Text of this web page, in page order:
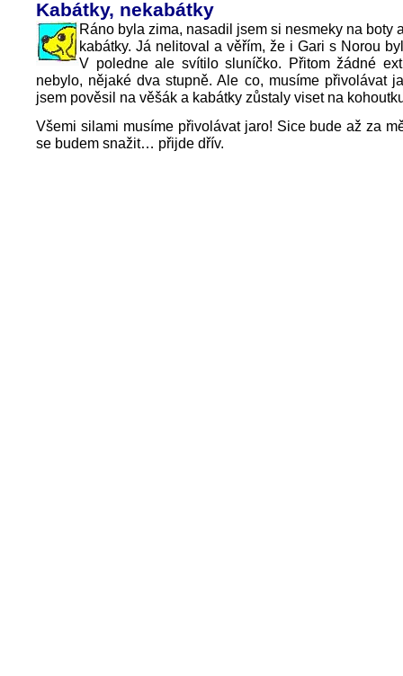
Kabátky, nekabátky
Ráno byla zima, nasadil jsem si nesmeky na boty
kabátky. Já nelitoval a věřím, že i Gari s Norou
V poledne ale svítilo sluníčko. Přitom žádné
nebylo, nějaké dva stupně. Ale co, musíme přivolávat
jsem pověsil na věšák a kabátky zůstaly viset na
Všemi silami musíme přivolávat jaro! Sice bude až za
se budem snažit… přijde dřív.